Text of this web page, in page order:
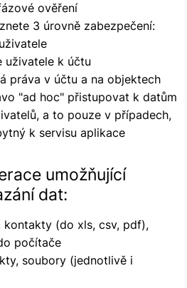
ověření
3 úrovně zabezpečení:
uživatele k účtu
práva v účtu a na objektech
"ad hoc" přistupovat k datům
a to pouze v případech,
k servisu aplikace
umožňující
dat:
(do xls, csv, pdf),
počítače
soubory (jednotlivě i